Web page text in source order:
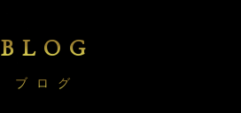
BLOG
ブログ